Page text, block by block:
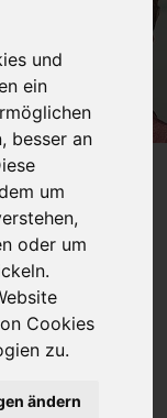
und
ein
besser an
um
oder um
Cookies
zu.
ändern